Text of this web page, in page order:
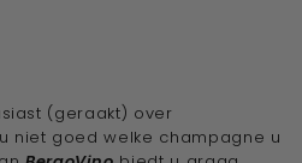
(geraakt) over
niet goed welke champagne u